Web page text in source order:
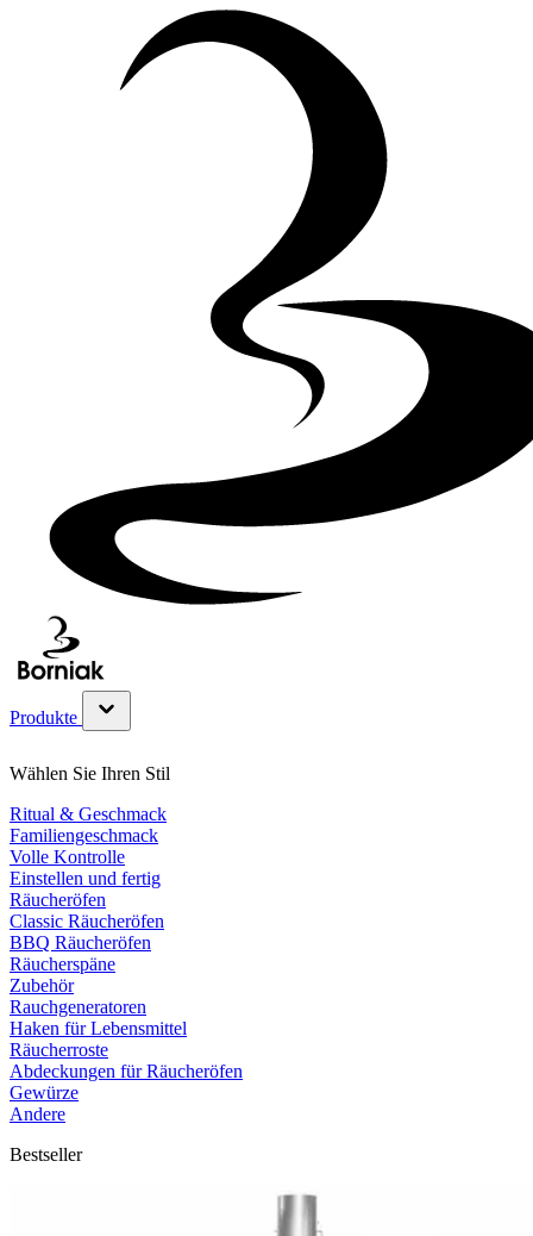
Produkte
Untermenü für Produkte Kategorie anzeigen
Wählen Sie Ihren Stil
Ritual & Geschmack
Familiengeschmack
Volle Kontrolle
Einstellen und fertig
Räucheröfen
Classic Räucheröfen
BBQ Räucheröfen
Räucherspäne
Zubehör
Rauchgeneratoren
Haken für Lebensmittel
Räucherroste
Abdeckungen für Räucheröfen
Gewürze
Andere
Bestseller